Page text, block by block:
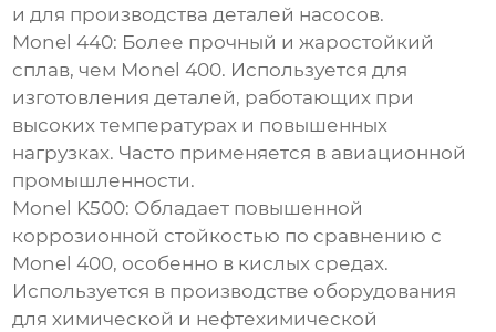
и для производства деталей насосов.
Monel 440: Более прочный и жаростойкий
сплав, чем Monel 400. Используется для
изготовления деталей, работающих при
высоких температурах и повышенных
нагрузках. Часто применяется в авиационной
промышленности.
Monel K500: Обладает повышенной
коррозионной стойкостью по сравнению с
Monel 400, особенно в кислых средах.
Используется в производстве оборудования
для химической и нефтехимической